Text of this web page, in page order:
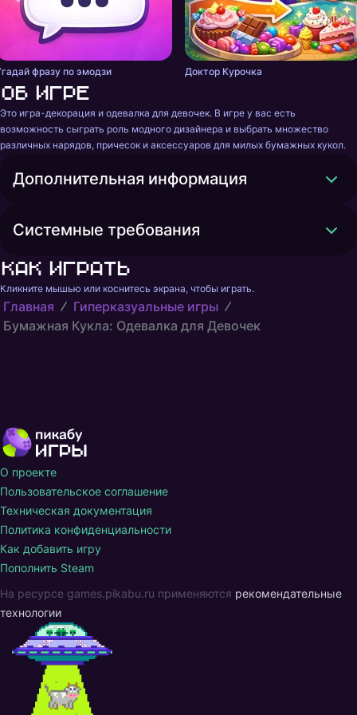
фразу по эмодзи Доктор Курочка
Об игре
Это игра-декорация и одевалка для девочек. В игре у вас есть
возможность сыграть роль модного дизайнера и выбрать множество
различных нарядов, причесок и аксессуаров для милых бумажных кукол.
Дополнительная информация
Системные требования
Как играть
Кликните мышью или коснитесь экрана, чтобы играть.
Главная
Гиперказуальные игры
Бумажная Кукла: Одевалка для Девочек
О проекте
Пользовательское соглашение
Техническая документация
Политика конфиденциальности
Как добавить игру
Пополнить Steam
На ресурсе games.pikabu.ru применяются рекомендательные
технологии